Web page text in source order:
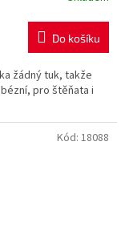
Do košíku
žádný tuk, takže
pro štěňata i
Kód: 18088